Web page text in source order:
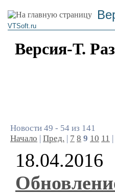
VTSoft.ru
Версия-Т.
Новости 49 - 54 из 141
Начало | Пред. | 7 8 9 10 11 |
18.04.2016